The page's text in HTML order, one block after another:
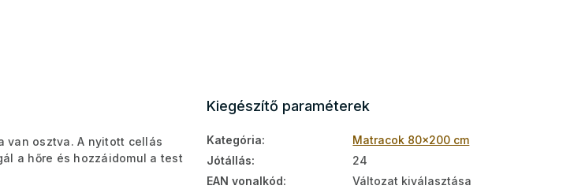
van osztva. A nyitott cellás
a hőre és hozzáidomul a test
Kiegészítő paraméterek
Kategória:
Matracok 80x200 cm
Jótállás:
24
EAN vonalkód:
Változat kiválasztása